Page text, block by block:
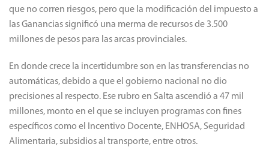
que no corren riesgos, pero que la modificación del impuesto a
las Ganancias significó una merma de recursos de 3.500
millones de pesos para las arcas provinciales.
En donde crece la incertidumbre son en las transferencias no
automáticas, debido a que el gobierno nacional no dio
precisiones al respecto. Ese rubro en Salta ascendió a 47 mil
millones, monto en el que se incluyen programas con fines
específicos como el Incentivo Docente, ENHOSA, Seguridad
Alimentaria, subsidios al transporte, entre otros.